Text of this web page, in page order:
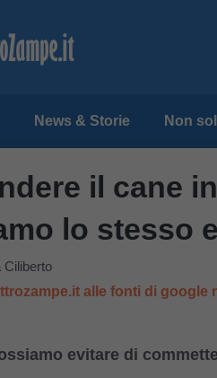
News & Storie Non
il cane
lo stesso
Ciliberto
alle fonti di google
evitare di